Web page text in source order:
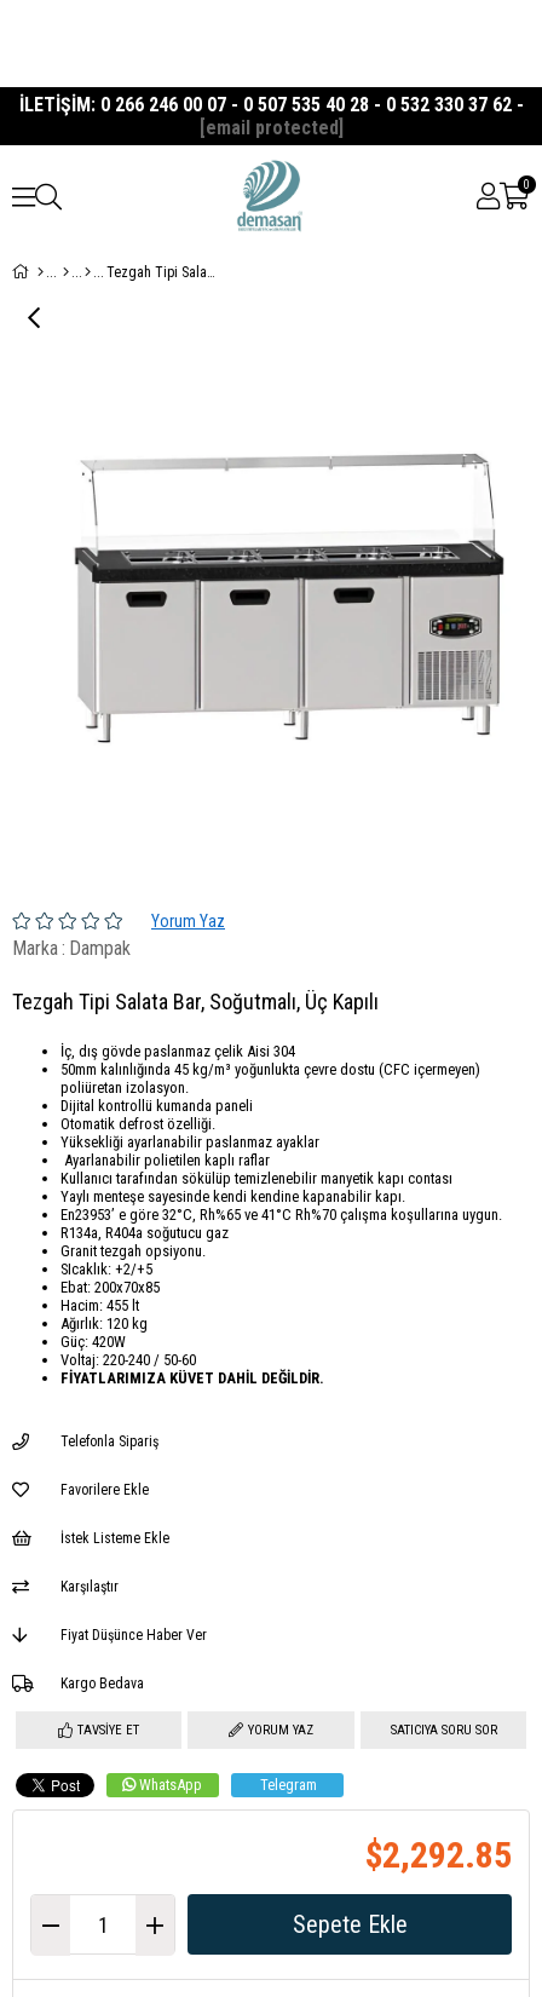
İLETİŞİM: 0 266 246 00 07 - 0 507 535 40 28 - 0 532 330 37 62 -
[email protected]
0
Tezgah Tipi Salata Bar, Soğutmalı, Üç Kapılı
Yorum Yaz
Marka: Dampak
Tezgah Tipi Salata Bar, Soğutmalı, Üç Kapılı
İç, dış gövde paslanmaz çelik Aisi 304
50mm kalınlığında 45 kg/m³ yoğunlukta çevre dostu (CFC içermeyen)
poliüretan izolasyon.
Dijital kontrollü kumanda paneli
Otomatik defrost özelliği.
Yüksekliği ayarlanabilir paslanmaz ayaklar
Ayarlanabilir polietilen kaplı raflar
Kullanıcı tarafından sökülüp temizlenebilir manyetik kapı contası
Yaylı menteşe sayesinde kendi kendine kapanabilir kapı.
En23953’ e göre 32°C, Rh%65 ve 41°C Rh%70 çalışma koşullarına uygun.
R134a, R404a soğutucu gaz
Granit tezgah opsiyonu.
SIcaklık: +2/+5
Ebat: 200x70x85
Hacim: 455 lt
Ağırlık: 120 kg
Güç: 420W
Voltaj: 220-240 / 50-60
FİYATLARIMIZA KÜVET DAHİL DEĞİLDİR.
Telefonla Sipariş
Favorilere Ekle
İstek Listeme Ekle
Karşılaştır
Fiyat Düşünce Haber Ver
Kargo Bedava
TAVSIYE ET YORUM YAZ SATICIYA SORU SOR
WhatsApp Telegram
$2,292.85